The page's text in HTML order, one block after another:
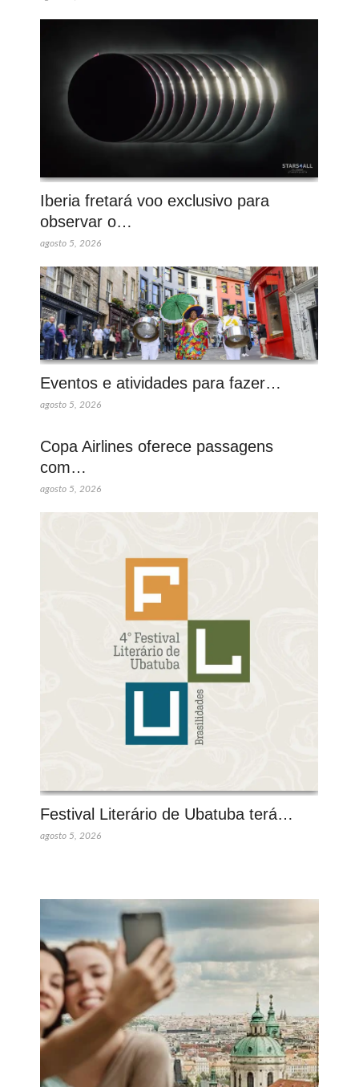
Iberia fretará voo exclusivo para
observar o…
agosto 5, 2026
Eventos e atividades para fazer…
agosto 5, 2026
Copa Airlines oferece passagens
com…
agosto 5, 2026
Festival Literário de Ubatuba terá…
agosto 5, 2026